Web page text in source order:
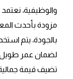
والوظيفية،
مزودة بأحدث
بالجودة، يتم
لضمان عمر طويل
تضيف قيمة